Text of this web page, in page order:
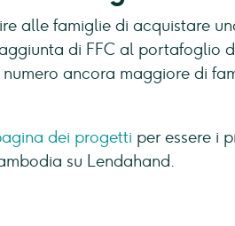
alle famiglie di acquistare
di FFC al portafoglio
ancora maggiore di
dei progetti per essere i
su Lendahand.